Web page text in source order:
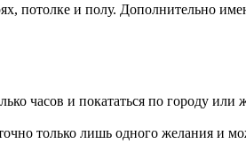
потолке и полу. Дополнительно
часов и покататься по городу или
только лишь одного желания и